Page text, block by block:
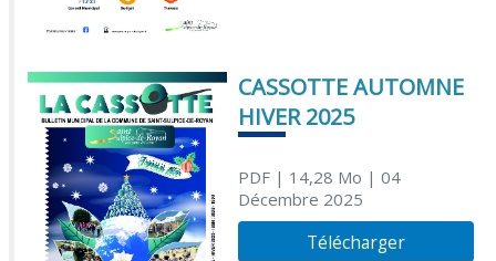
CASSOTTE AUTOMNE
HIVER 2025
PDF| 14,28 Mo | 04
Décembre 2025
Télécharger